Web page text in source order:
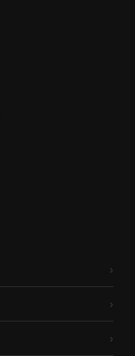
›
›
›